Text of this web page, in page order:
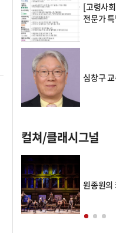
[고령사
전문가
심창구
컬쳐/클래시그널
원종원의